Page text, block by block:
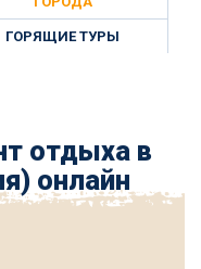
ГОРЯЩИЕ ТУРЫ
отдыха в
онлайн